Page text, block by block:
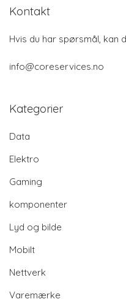
Kontakt
Hvis du har spørsmål, kan
info@coreservices.no
Kategorier
Data
Elektro
Gaming
komponenter
Lyd og bilde
Mobilt
Nettverk
Varemærke